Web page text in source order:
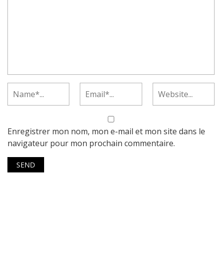
Enregistrer mon nom, mon e-mail et mon site dans le
navigateur pour mon prochain commentaire.